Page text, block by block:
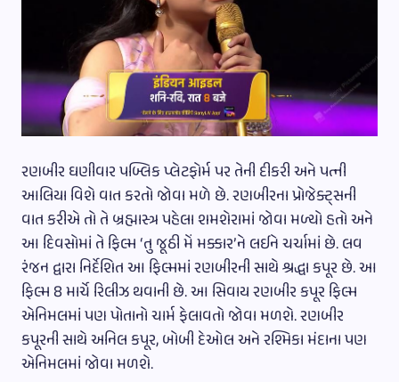
રણબીર ઘણીવાર પબ્લિક પ્લેટફોર્મ પર તેની દીકરી અને પત્ની
આલિયા વિશે વાત કરતો જોવા મળે છે. રણબીરના પ્રોજેક્ટ્સની
વાત કરીએ તો તે બ્રહ્માસ્ત્ર પહેલા શમશેરામાં જોવા મળ્યો હતો અને
આ દિવસોમાં તે ફિલ્મ ‘તુ જૂઠી મેં મક્કાર’ને લઈને ચર્ચામાં છે. લવ
રંજન દ્વારા નિર્દેશિત આ ફિલ્મમાં રણબીરની સાથે શ્રદ્ધા કપૂર છે. આ
ફિલ્મ 8 માર્ચે રિલીઝ થવાની છે. આ સિવાય રણબીર કપૂર ફિલ્મ
એનિમલમાં પણ પોતાનો ચાર્મ ફેલાવતો જોવા મળશે. રણબીર
કપૂરની સાથે અનિલ કપૂર, બોબી દેઓલ અને રશ્મિકા મંદાના પણ
એનિમલમાં જોવા મળશે.